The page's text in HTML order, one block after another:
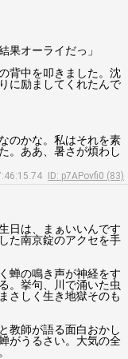
果オーライだっ」
背中を叩きました。沈
に励ましてくれたんで
のかな。私はそれを素
。ああ、暑さが煩わし
ID: p7APovfi0 (83)
日は、まぁいいんです
た南京錠のアクセを手
蝉の鳴き声が神経をす
。挙句、川で涌いた虫
さしく生き地獄そのも
教師が語る面白おかし
がうるさい。大気の全